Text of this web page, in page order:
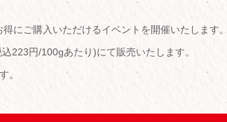
にご購入いただけるイベントを開催いたします。
223円/100gあたり)にて販売いたします。
。